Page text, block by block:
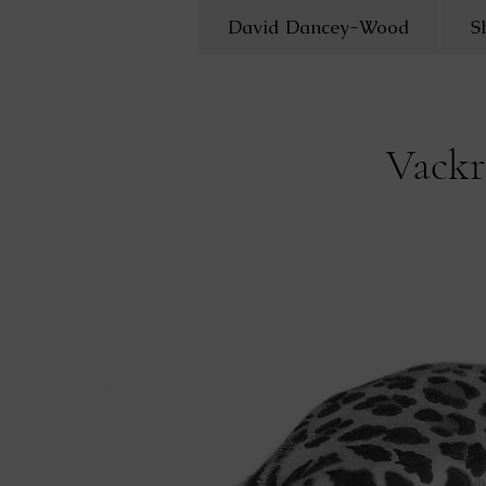
David Dancey-Wood